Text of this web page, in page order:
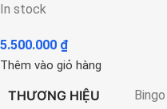
In stock
5.500.000 ₫
Thêm vào giỏ hàng
THƯƠNG HIỆU Bingo